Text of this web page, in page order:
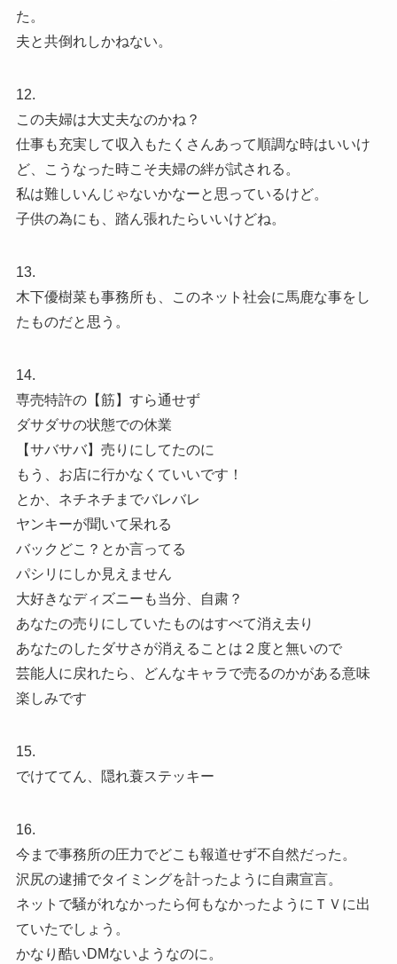
た。
夫と共倒れしかねない。
12.
この夫婦は大丈夫なのかね？
仕事も充実して収入もたくさんあって順調な時はいいけ
ど、こうなった時こそ夫婦の絆が試される。
私は難しいんじゃないかなーと思っているけど。
子供の為にも、踏ん張れたらいいけどね。
13.
木下優樹菜も事務所も、このネット社会に馬鹿な事をし
たものだと思う。
14.
専売特許の【筋】すら通せず
ダサダサの状態での休業
【サバサバ】売りにしてたのに
もう、お店に行かなくていいです！
とか、ネチネチまでバレバレ
ヤンキーが聞いて呆れる
バックどこ？とか言ってる
パシリにしか見えません
大好きなディズニーも当分、自粛？
あなたの売りにしていたものはすべて消え去り
あなたのしたダサさが消えることは２度と無いので
芸能人に戻れたら、どんなキャラで売るのかがある意味
楽しみです
15.
でけててん、隠れ蓑ステッキー
16.
今まで事務所の圧力でどこも報道せず不自然だった。
沢尻の逮捕でタイミングを計ったように自粛宣言。
ネットで騒がれなかったら何もなかったようにＴＶに出
ていたでしょう。
かなり酷いDMないようなのに。